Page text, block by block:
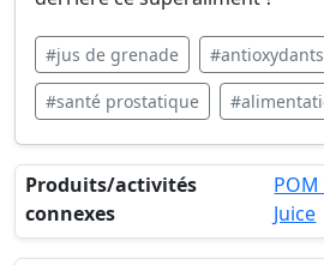
#jus de grenade #antioxydants
#santé prostatique
Produits/activités
connexes
Juice